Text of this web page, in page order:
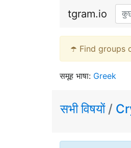
tgram.io
☂️ Find groups
समूह भाषा: Greek
सभी विषयों /